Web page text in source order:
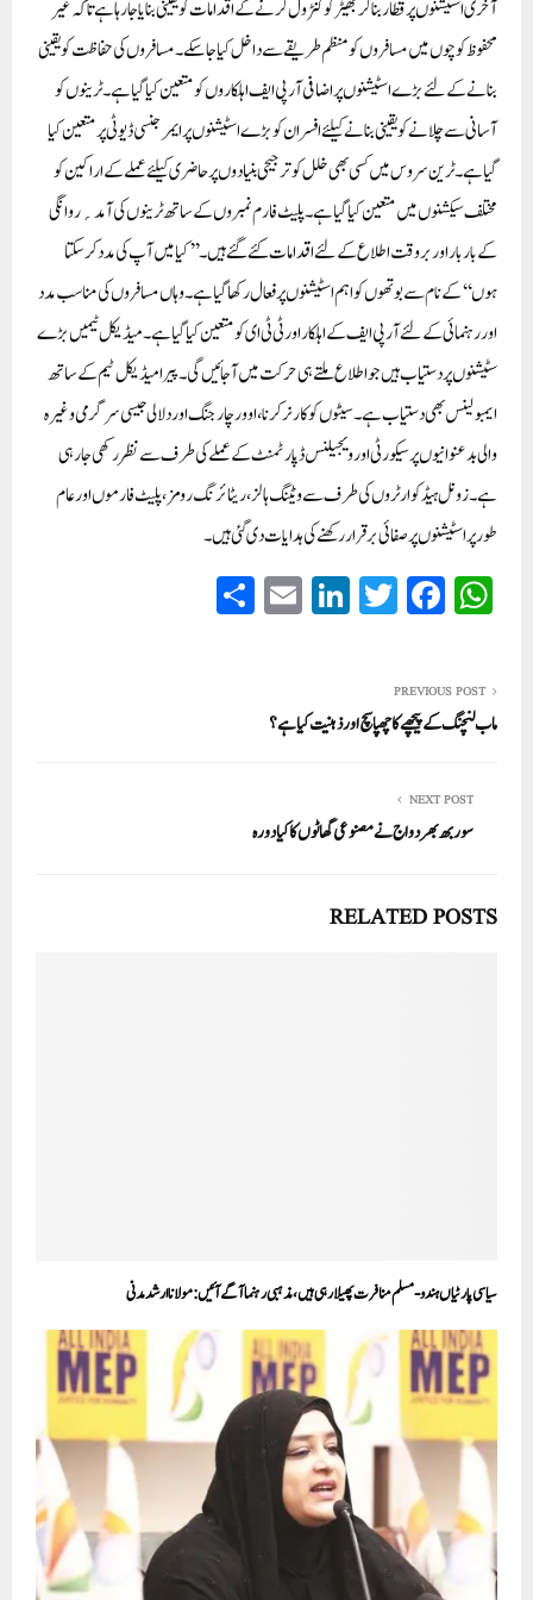
آخری اسٹیشنوں پر قطار بنا کر بھیڑ کو کنٹرول کرنے کے اقدامات کو یقینی بنایا جا رہا ہے تاکہ غیر
محفوظ کوچوں میں مسافروں کو منظم طریقے سے داخل کیا جا سکے۔مسافروں کی حفاظت کو یقینی
بنانے کے لئے بڑے اسٹیشنوں پر اضافی آر پی ایف اہلکاروں کو متعین کیا گیا ہے۔ ٹرینوں کو
آسانی سے چلانے کو یقینی بنانے کیلئے افسران کو بڑے اسٹیشنوں پر ایمرجنسی ڈیوٹی پر متعین کیا
گیا ہے۔ ٹرین سروس میں کسی بھی خلل کو ترجیحی بنیادوں پر حاضری کیلئے عملے کے اراکین کو
مختلف سیکشنوں میں متعین کیا گیا ہے۔پلیٹ فارم نمبروں کے ساتھ ٹرینوں کی آمد؍روانگی
کے بار بار اور بروقت اطلاع کے لئے اقدامات کئے گئے ہیں۔ ’’کیا میں آپ کی مدد کر سکتا
ہوں‘‘ کے نام سے بوتھوں کو اہم اسٹیشنوں پر فعال رکھا گیا ہے۔ وہاں مسافروں کی مناسب مدد
اور رہنمائی کے لئے آر پی ایف کے اہلکار اور ٹی ٹی ای کو متعین کیا گیا ہے۔ میڈیکل ٹیمیں بڑے
سٹیشنوں پر دستیاب ہیں جو اطلاع ملتے ہی حرکت میں آجائیں گی۔ پیرا میڈیکل ٹیم کے ساتھ
ایمبولینس بھی دستیاب ہے۔سیٹوں کو کارنر کرنا، اوور چارجنگ اور دلالی جیسی سرگرمی وغیرہ
والی بدعنوانیوں پر سیکورٹی اور ویجیلنس ڈپارٹمنٹ کے عملے کی طرف سے نظر رکھی جا رہی
ہے۔ زونل ہیڈ کوارٹروں کی طرف سے ویٹنگ ہالز، ریٹائرنگ رومز، پلیٹ فارموں اور عام
طور پر اسٹیشنوں پر صفائی برقرار رکھنے کی ہدایات دی گئی ہیں۔
W
ha
A
pp
Fa
ce
ok
T
wi
r
Li
nk
In
E
m
PREVIOUS POST
ماب لنچنگ کے پیچھے کا چھپا سچ اور ذہنیت کیا ہے؟
NEXT POST
سوربھ بھردواج نے مصنوعی گھاٹوں کا کیادورہ
RELATED POSTS
سیاسی پارٹیاں ہندو-مسلم منافرت پھیلارہی ہیں، مذہبی رہنما آگے آئیں: مولانا ارشد مدنی